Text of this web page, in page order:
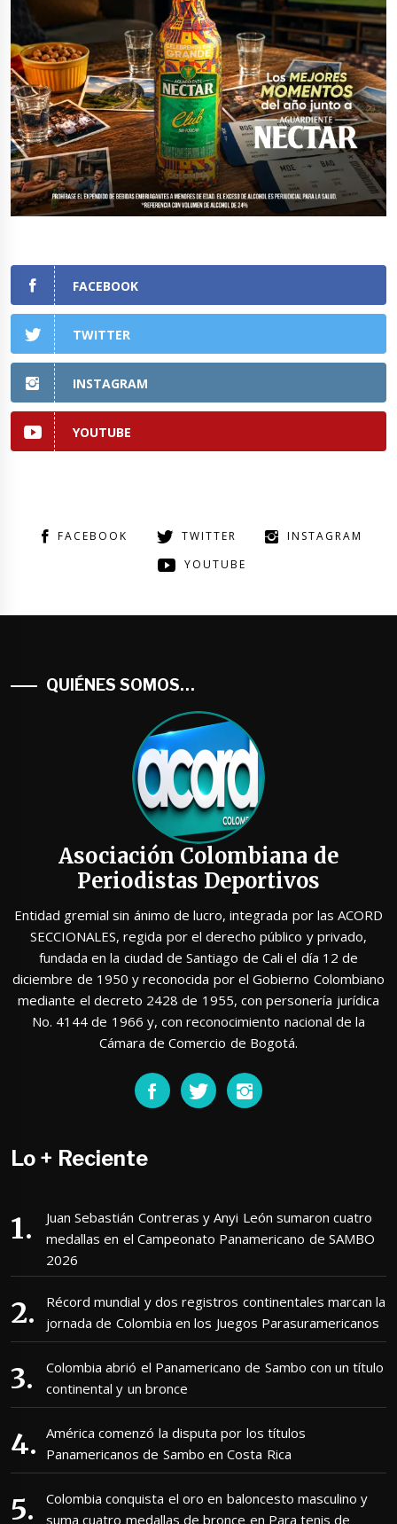
FACEBOOK
TWITTER
INSTAGRAM
YOUTUBE
FACEBOOK TWITTER
INSTAGRAM
YOUTUBE
QUIÉNES SOMOS…
Asociación Colombiana de
Periodistas Deportivos
Entidad gremial sin ánimo de lucro, integrada por las ACORD
SECCIONALES, regida por el derecho público y privado,
fundada en la ciudad de Santiago de Cali el día 12 de
diciembre de 1950 y reconocida por el Gobierno Colombiano
mediante el decreto 2428 de 1955, con personería jurídica
No. 4144 de 1966 y, con reconocimiento nacional de la
Cámara de Comercio de Bogotá.
Lo + Reciente
Juan Sebastián Contreras y Anyi León sumaron cuatro
medallas en el Campeonato Panamericano de SAMBO
2026
Récord mundial y dos registros continentales marcan la
jornada de Colombia en los Juegos Parasuramericanos
Colombia abrió el Panamericano de Sambo con un título
continental y un bronce
América comenzó la disputa por los títulos
Panamericanos de Sambo en Costa Rica
Colombia conquista el oro en baloncesto masculino y
suma cuatro medallas de bronce en Para tenis de